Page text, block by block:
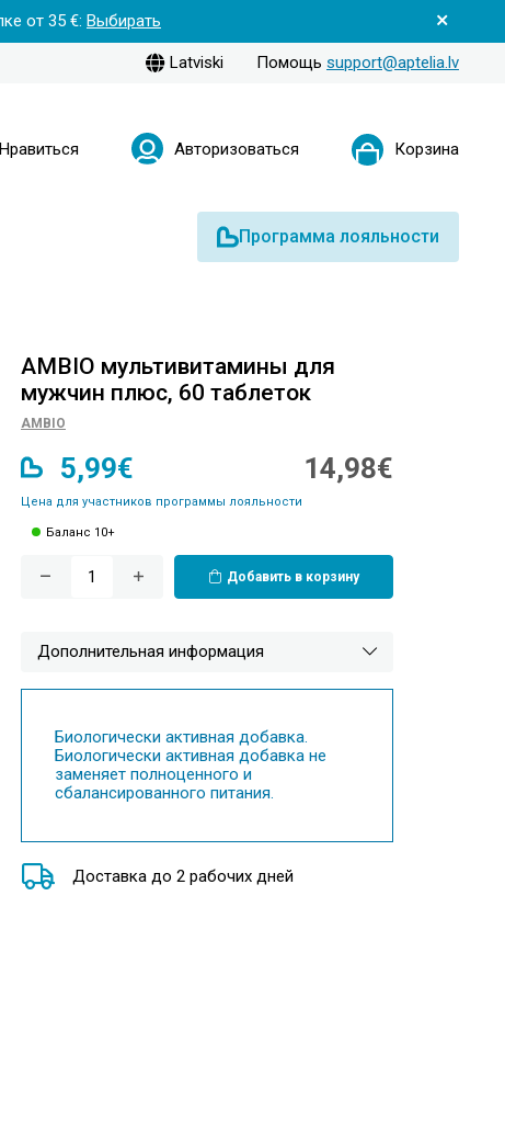
от 35 €: Выбирать
Latviski Помощь support@aptelia.lv
Нравиться Авторизоваться Корзина
Программа лояльности
AMBIO мультивитамины для
мужчин плюс, 60 таблеток
AMBIO
5,99€
Цена для участников программы лояльности
14,98€
Баланс 10+
Добавить в корзину
Дополнительная информация
Биологически активная добавка.
Биологически активная добавка не
заменяет полноценного и
сбалансированного питания.
Доставка до 2 рабочих дней